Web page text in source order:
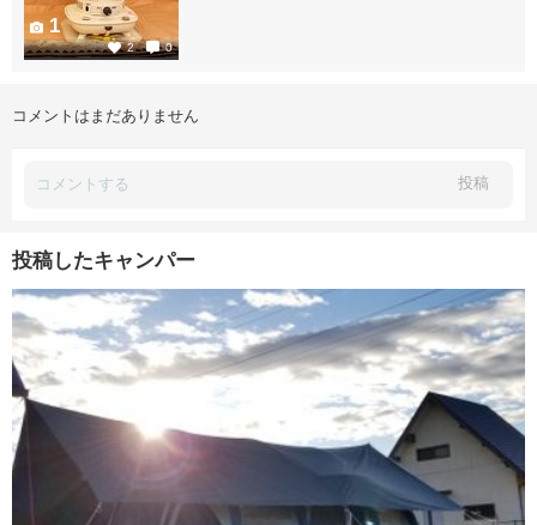
2 0
1
コメントはまだありません
投稿
投稿したキャンパー